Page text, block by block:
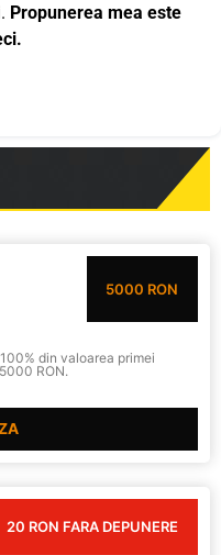
Propunerea mea este
5000 RON
din valoarea primei
RON.
20 RON FARA DEPUNERE